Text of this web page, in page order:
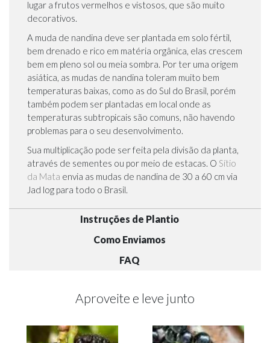
lugar a frutos vermelhos e vistosos, que são muito
decorativos.
A muda de nandina deve ser plantada em solo fértil,
bem drenado e rico em matéria orgânica, elas crescem
bem em pleno sol ou meia sombra. Por ter uma origem
asiática, as mudas de nandina toleram muito bem
temperaturas baixas, como as do Sul do Brasil, porém
também podem ser plantadas em local onde as
temperaturas subtropicais são comuns, não havendo
problemas para o seu desenvolvimento.
Sua multiplicação pode ser feita pela divisão da planta,
através de sementes ou por meio de estacas. O Sítio
da Mata envia as mudas de nandina de 30 a 60 cm via
Jad log para todo o Brasil.
Instruções de Plantio
Como Enviamos
FAQ
Aproveite e leve junto